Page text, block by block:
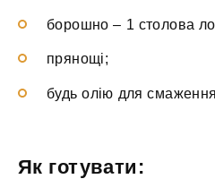
борошно – 1 столова
прянощі;
будь олію для
Як готувати: